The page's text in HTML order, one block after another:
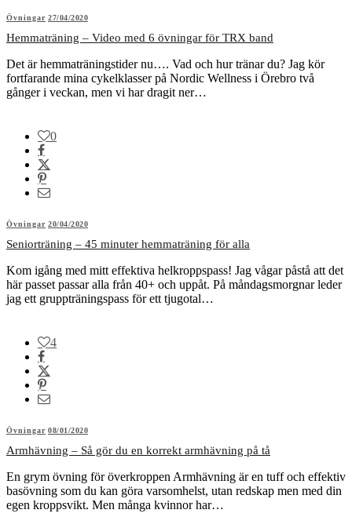
Övningar 27/04/2020
Hemmaträning – Video med 6 övningar för TRX band
Det är hemmaträningstider nu…. Vad och hur tränar du? Jag kör
fortfarande mina cykelklasser på Nordic Wellness i Örebro två
gånger i veckan, men vi har dragit ner…
0
Övningar 20/04/2020
Seniorträning – 45 minuter hemmaträning för alla
Kom igång med mitt effektiva helkroppspass! Jag vågar påstå att det
här passet passar alla från 40+ och uppåt. På måndagsmorgnar leder
jag ett gruppträningspass för ett tjugotal…
4
Övningar 08/01/2020
Armhävning – Så gör du en korrekt armhävning på tå
En grym övning för överkroppen Armhävning är en tuff och effektiv
basövning som du kan göra varsomhelst, utan redskap men med din
egen kroppsvikt. Men många kvinnor har…